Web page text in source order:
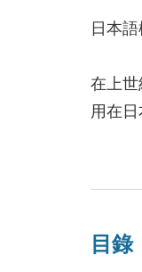
日本
在上
用在
員工
目錄